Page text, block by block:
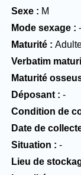
Sexe
M
Mode sexage
-
Maturité
Verbatim
Maturité
Déposant
-
Condition de
Date de
Situation
-
Lieu de